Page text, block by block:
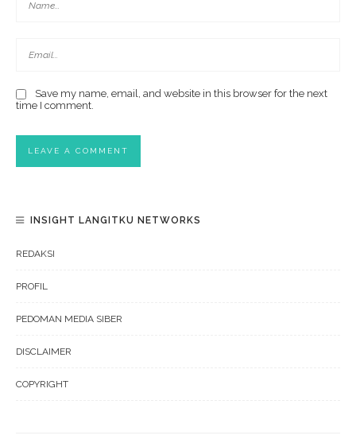
Save my name, email, and website in this browser for the next
time I comment.
INSIGHT LANGITKU NETWORKS
REDAKSI
PROFIL
PEDOMAN MEDIA SIBER
DISCLAIMER
COPYRIGHT